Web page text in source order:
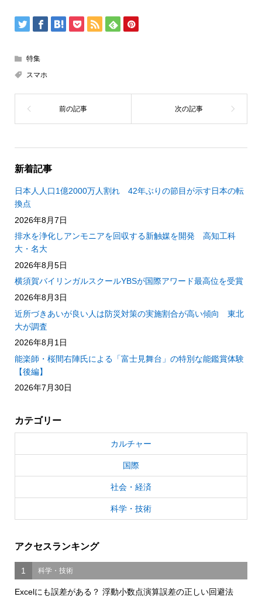
特集
スマホ
新着記事
日本人人口1億2000万人割れ 42年ぶりの節目が示す日本の転
換点
2026年8月7日
排水を浄化しアンモニアを回収する新触媒を開発 高知工科
大・名大
2026年8月5日
横須賀バイリンガルスクールYBSが国際アワード最高位を受賞
2026年8月3日
近所づきあいが良い人は防災対策の実施割合が高い傾向 東北
大が調査
2026年8月1日
能楽師・桜間右陣氏による「富士見舞台」の特別な能鑑賞体験
【後編】
2026年7月30日
カテゴリー
カルチャー
国際
社会・経済
科学・技術
アクセスランキング
1 科学・技術
Excelにも誤差がある？ 浮動小数点演算誤差の正しい回避法